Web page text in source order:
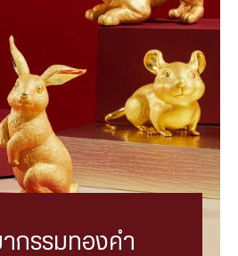
ากรรมทองคำ